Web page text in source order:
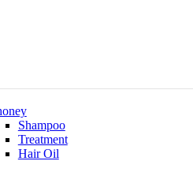
Shampoo
Treatment
Hair Oil